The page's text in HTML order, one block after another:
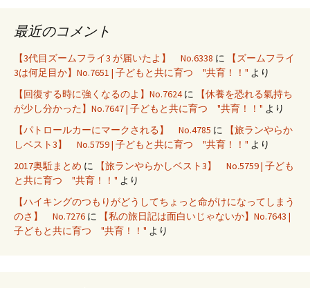
最近のコメント
【3代目ズームフライ3 が届いたよ】 No.6338 に
【ズームフライ
3は何足目か】No.7651 | 子どもと共に育つ "共育！！" より
【回復する時に強くなるのよ】No.7624に
【休養を恐れる氣持ち
が少し分かった】No.7647 | 子どもと共に育つ "共育！！" より
【パトロールカーにマークされる】 No.4785 に
【旅ランやらか
しベスト3】 No.5759 | 子どもと共に育つ "共育！！" より
2017奥駈まとめ に
【旅ランやらかしベスト3】 No.5759 | 子ども
と共に育つ "共育！！" より
【ハイキングのつもりがどうしてちょっと命がけになってしまう
のさ】 No.7276 に
【私の旅日記は面白いじゃないか】No.7643 |
子どもと共に育つ "共育！！" より